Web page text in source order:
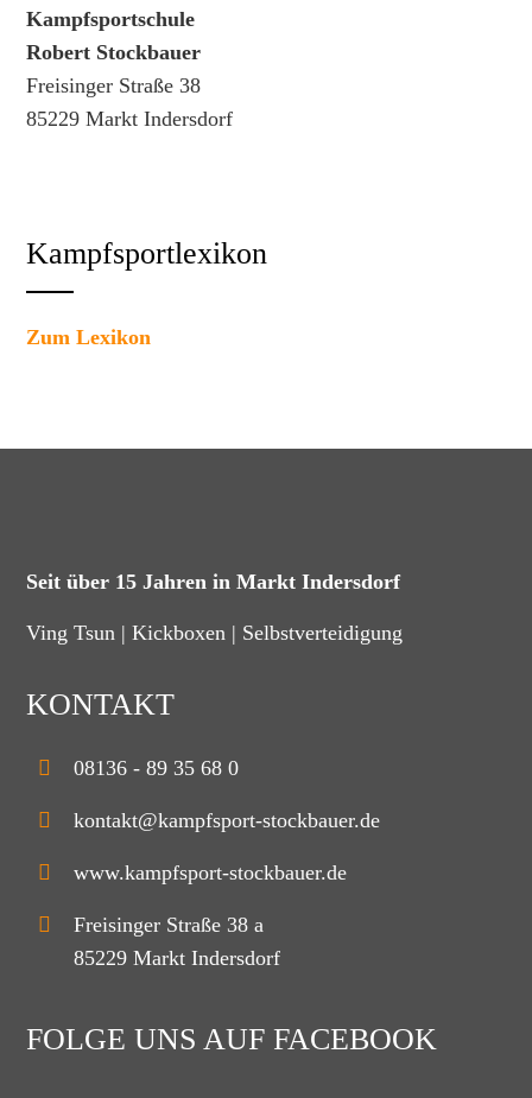
Kampfsportschule
Robert Stockbauer
Freisinger Straße 38
85229 Markt Indersdorf
Kampfsportlexikon
Zum Lexikon
Seit über 15 Jahren in Markt Indersdorf
Ving Tsun | Kickboxen | Selbstverteidigung
KONTAKT
08136 - 89 35 68 0
kontakt@kampfsport-stockbauer.de
www.kampfsport-stockbauer.de
Freisinger Straße 38 a
85229 Markt Indersdorf
FOLGE UNS AUF FACEBOOK